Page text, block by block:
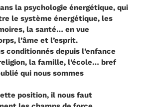
la psychologie énergétique, qui
le système énergétique, les
la santé… en vue
l’âme et l’esprit.
conditionnés depuis l’enfance
la famille, l’école… bref
qui nous sommes
position, il nous faut